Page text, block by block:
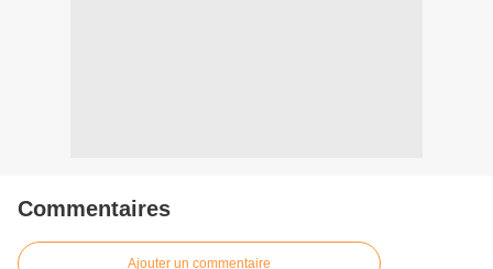
Commentaires
Ajouter un commentaire